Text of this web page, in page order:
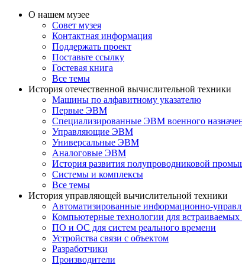
О нашем музее
Совет музея
Контактная информация
Поддержать проект
Поставьте ссылку
Гостевая книга
Все темы
История отечественной вычислительной техники
Машины по алфавитному указателю
Первые ЭВМ
Специализированные ЭВМ военного
Управляющие ЭВМ
Универсальные ЭВМ
Аналоговые ЭВМ
История развития полупроводниковой
Системы и комплексы
Все темы
История управляющей вычислительной техники
Автоматизированные информационно-
Компьютерные технологии для встраиваемых
ПО и ОС для систем реального времени
Устройства связи с объектом
Разработчики
Производители